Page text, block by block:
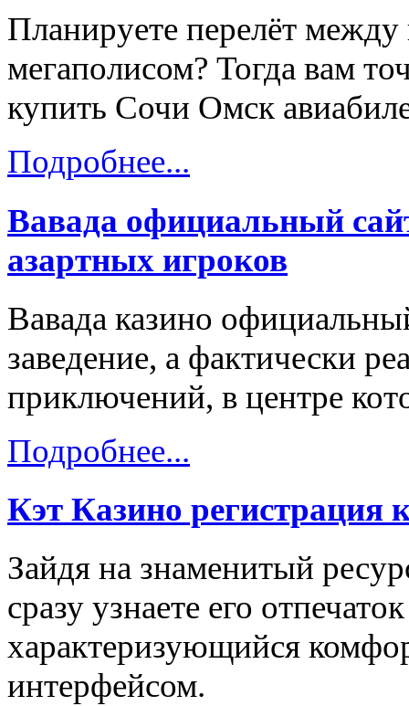
Планируете перелёт
мегаполисом? Тогда вам
купить Сочи Омск
Подробнее...
Вавада официальный
азартных игроков
Вавада казино
заведение, а фактически
приключений, в центре
Подробнее...
Кэт Казино регистрация
Зайдя на знаменитый
сразу узнаете его
характеризующийся
интерфейсом.